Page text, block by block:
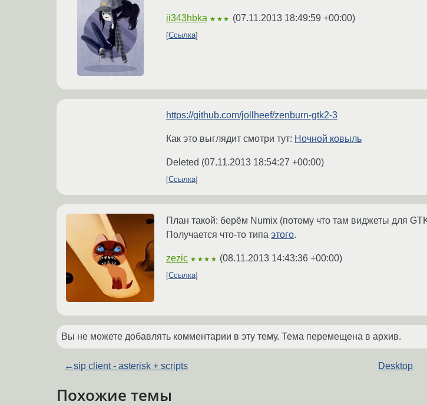
ii343hbka ★★★ (07.11.2013 18:49:59 +00:00)
Ссылка
https://github.com/jollheef/zenburn-gtk2-3
Как это выглядит смотри тут: Ночной ковыль
Deleted (07.11.2013 18:54:27 +00:00)
Ссылка
План такой: берём Numix (потому что там виджеты для
Получается что-то типа этого.
zezic ★★★★ (08.11.2013 14:43:36 +00:00)
Ссылка
Вы не можете добавлять комментарии в эту тему. Тема перемещена в архив.
←sip client - asterisk + scripts Desktop
Похожие темы